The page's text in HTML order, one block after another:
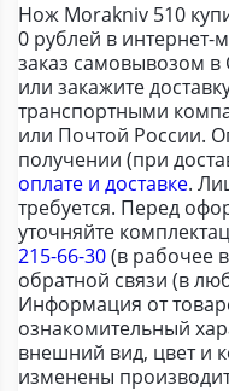
Нож Morakniv 510
0 рублей в интернет-
заказ самовывозом в
или закажите
транспортными
или Почтой России.
получении (при
оплате и доставке.
требуется. Перед
уточняйте
215-66-30(в рабочее
обратной связи (в
Информация от
ознакомительный
внешний вид, цвет и
изменены